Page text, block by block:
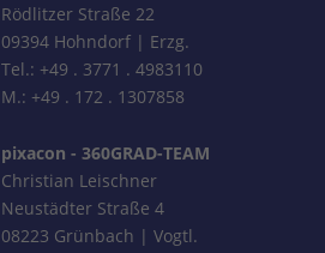
Rödlitzer Straße 22
09394 Hohndorf | Erzg.
Tel.: +49 . 3771 . 4983110
M.: +49 . 172 . 1307858
pixacon - 360GRAD-TEAM
Christian Leischner
Neustädter Straße 4
08223 Grünbach | Vogtl.